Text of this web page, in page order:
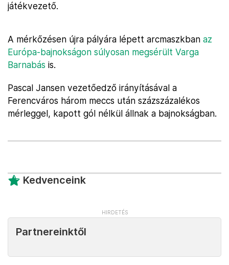
játékvezető.
A mérkőzésen újra pályára lépett arcmaszkban az
Európa-bajnokságon súlyosan megsérült Varga
Barnabás is.
Pascal Jansen vezetőedző irányításával a
Ferencváros három meccs után százszázalékos
mérleggel, kapott gól nélkül állnak a bajnokságban.
Kedvenceink
Partnereinktől